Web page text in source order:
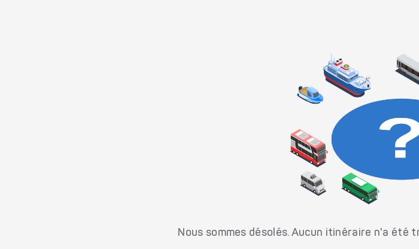
Nous sommes désolés. Aucun itinéraire n'a été